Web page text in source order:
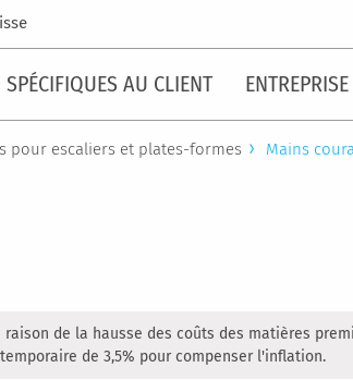
SPÉCIFIQUES AU CLIENT ENTREPRISE
pour escaliers et plates-formes Mains
raison de la hausse des coûts des matières
de 3,5% pour compenser l'inflation.